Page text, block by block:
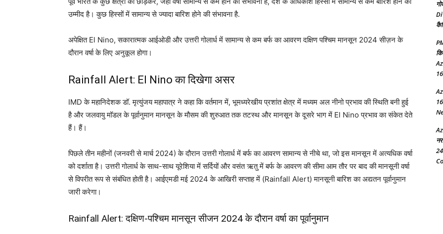
उम्मीद है। कुछ हिस्सों में सामान्य से ज्यादा बारिश होने की संभावना है.
अपेक्षित El Nino, सकारात्मक आईओडी और उत्तरी गोलार्ध में सामान्य से कम बर्फ का आवरण दक्षिण पश्चिम मानसून 2024 सीज़न के
दौरान वर्षा के लिए अनुकूल होगा।
Rainfall Alert: El Nino का दिखेगा असर
IMD के महानिदेशक डॉ. मृत्युंजय महापात्र ने कहा कि वर्तमान में, भूमध्यरेखीय प्रशांत क्षेत्र में मध्यम अल नीनो प्रभाव की स्थिति बनी हुई
है और जलवायु मॉडल के पूर्वानुमान मानसून के मौसम की शुरुआत तक तटस्थ और मानसून के दूसरे भाग में El Nino प्रभाव का संकेत देते
हैं। हैं।
पिछले तीन महीनों (जनवरी से मार्च 2024) के दौरान उत्तरी गोलार्ध में बर्फ का आवरण सामान्य से नीचे था, जो इस मानसून में अत्यधिक वर्षा
को दर्शाता है। उत्तरी गोलार्ध के साथ-साथ यूरेशिया में सर्दियों और वसंत ऋतु में बर्फ के आवरण की सीमा आम तौर पर बाद की मानसूनी वर्षा
से विपरीत रूप से संबंधित होती है। आईएमडी मई 2024 के आखिरी सप्ताह में (Rainfall Alert) मानसूनी बारिश का अद्यतन पूर्वानुमान
जारी करेगा।
Rainfall Alert: दक्षिण-पश्चिम मानसून सीजन 2024 के दौरान वर्षा का पूर्वानुमान